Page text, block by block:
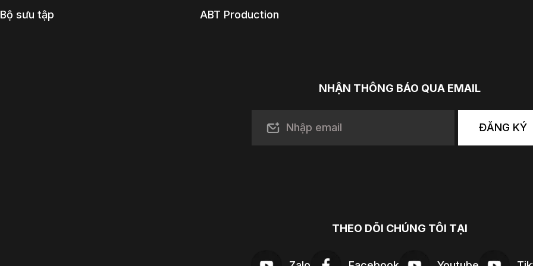
Bộ sưu tập ABT Production
NHẬN THÔNG BÁO QUA EMAIL
ĐĂNG KÝ
THEO DÕI CHÚNG TÔI TẠI